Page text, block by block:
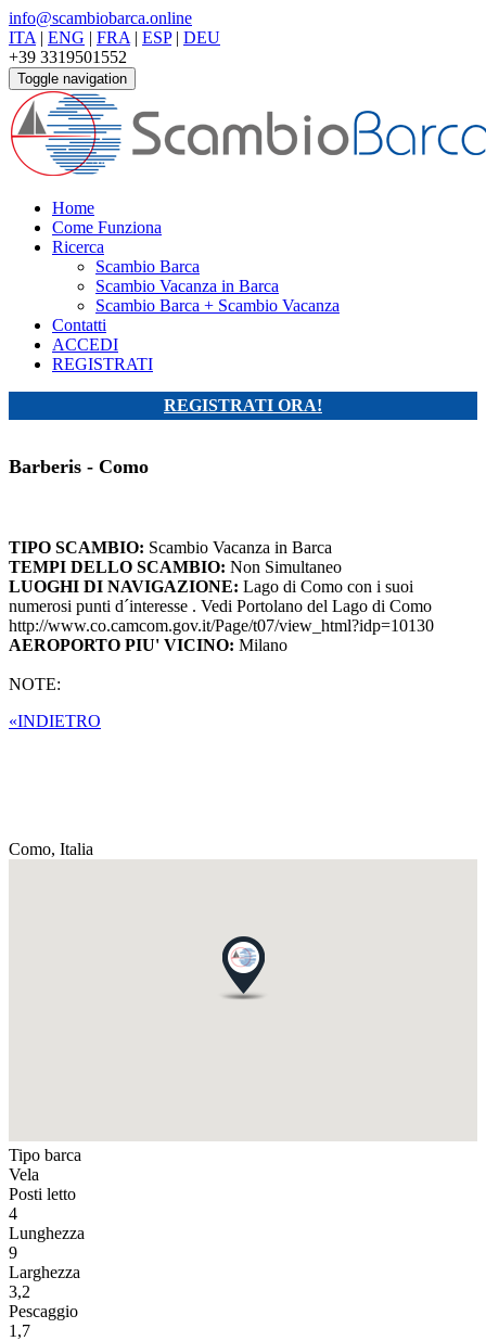
info@scambiobarca.online
ITA | ENG | FRA | ESP| DEU
+39 3319501552
Toggle navigation
Home
Come Funziona
Ricerca
Scambio Barca
Scambio Vacanza in Barca
Scambio Barca + Scambio Vacanza
Contatti
ACCEDI
REGISTRATI
REGISTRATI ORA!
Barberis - Como
TIPO SCAMBIO: Scambio Vacanza in Barca
TEMPI DELLO SCAMBIO: Non Simultaneo
LUOGHI DI NAVIGAZIONE: Lago di Como con i suoi
numerosi punti d´interesse . Vedi Portolano del Lago di Como
http://www.co.camcom.gov.it/Page/t07/view_html?idp=10130
AEROPORTO PIU' VICINO: Milano
NOTE:
«INDIETRO
Como, Italia
Tipo barca
Vela
Posti letto
4
Lunghezza
9
Larghezza
3,2
Pescaggio
1,7